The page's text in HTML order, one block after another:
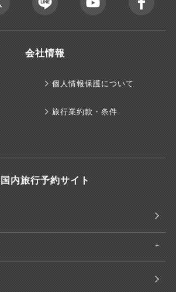
会社情報
個人情報保護について
旅行業約款・条件
国内旅行予約サイト